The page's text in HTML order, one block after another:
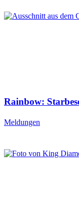
Rainbow:
Meldungen